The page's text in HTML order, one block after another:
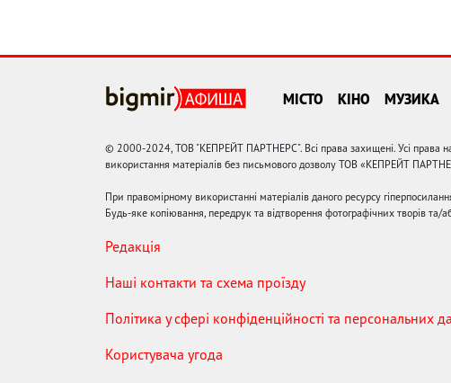
МІСТО КІНО МУЗИКА
© 2000-2024, ТОВ "КЕПРЕЙТ ПАРТНЕРС". Всі права захищені. Усі права
використання матеріалів без письмового дозволу ТОВ «КЕПРЕЙТ
При правомірному використанні матеріалів даного ресурсу
Будь-яке копіювання, передрук та відтворення фотографічних творів та/
Редакція
Наші контакти та схема проїзду
Політика у сфері конфіденційності та персональних
Користувача угода